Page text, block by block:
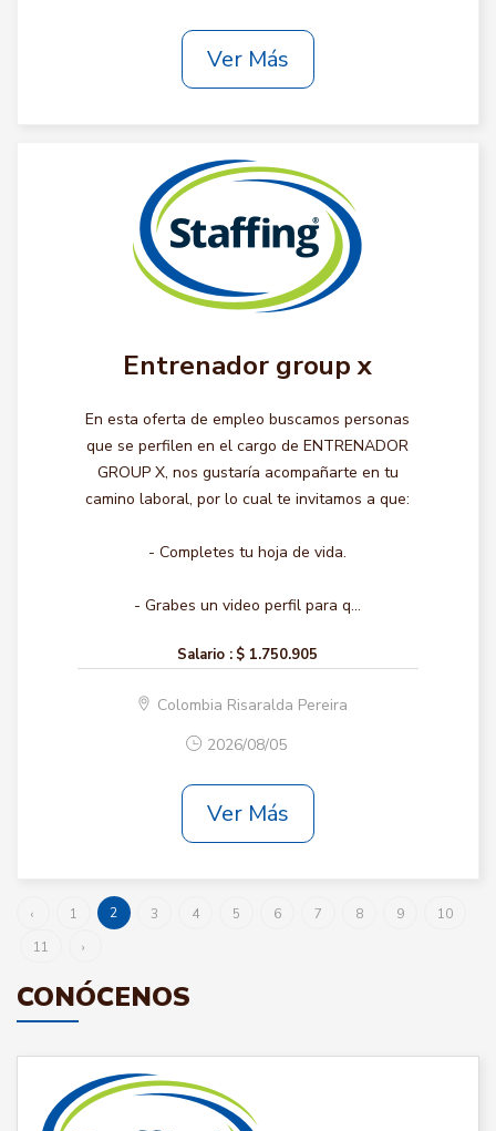
Ver Más
Entrenador group x
En esta oferta de empleo buscamos personas
que se perfilen en el cargo de ENTRENADOR
GROUP X, nos gustaría acompañarte en tu
camino laboral, por lo cual te invitamos a que:
- Completes tu hoja de vida.
- Grabes un video perfil para q...
Salario : $ 1.750.905
Colombia Risaralda Pereira
2026/08/05
Ver Más
‹ 1 2 3 4 5 6 7 8 9
10
11
›
CONÓCENOS